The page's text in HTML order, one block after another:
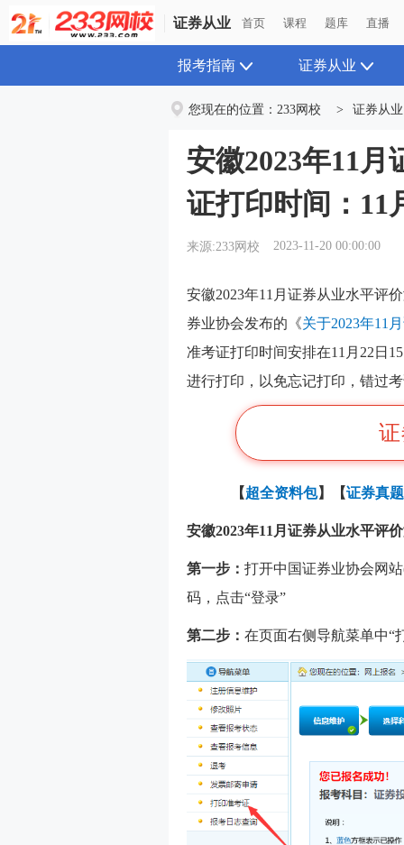
证券从业 首页 课程 题库 直播
报考指南 证券从业
您现在的位置： 233网校 > 证券从业
安徽2023年11
证打印时间：11
来源:233网校 2023-11-20 00:00:00
安徽2023年11月证券从业水平评
券业协会发布的《关于2023年11
准考证打印时间安排在11月22日
进行打印，以免忘记打印，错过
【超全资料包】【证券真
安徽2023年11月证券从业水平评
第一步： 打开中国证券业协会网
码，点击“登录”
第二步： 在页面右侧导航菜单中“